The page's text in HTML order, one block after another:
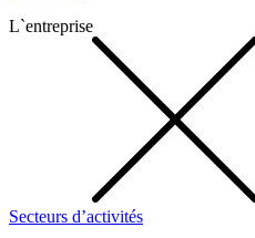
L`entreprise
Secteurs d’activités